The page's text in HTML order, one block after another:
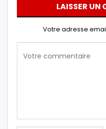
LAISSER UN
Votre adresse